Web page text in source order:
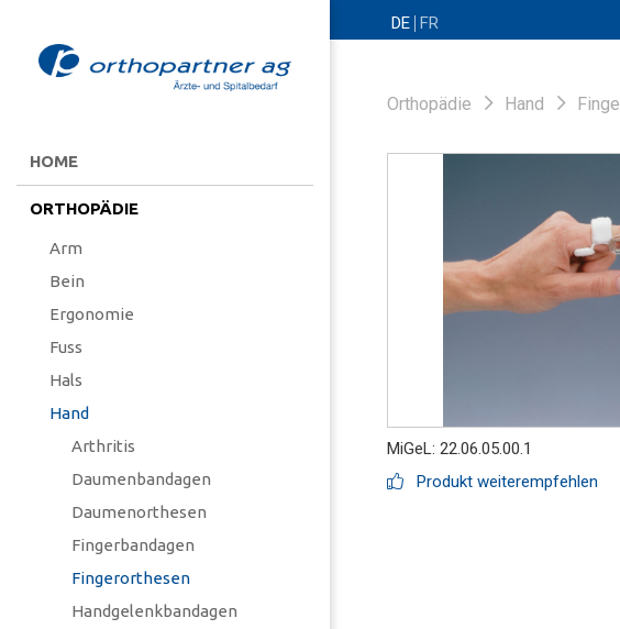
DE FR
HOME
ORTHOPÄDIE
Arm
Bein
Ergonomie
Fuss
Hals
Hand
Arthritis
Daumenbandagen
Daumenorthesen
Fingerbandagen
Fingerorthesen
Handgelenkbandagen
Orthopädie Hand
MiGeL: 22.06.05.00.1
Produkt weiterempfehlen